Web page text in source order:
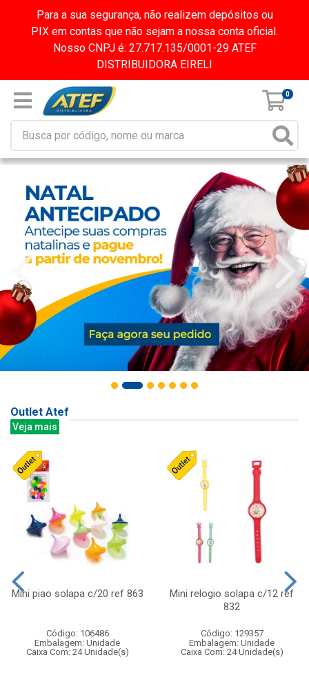
Para a sua segurança, não realizem depósitos ou
PIX em contas que não sejam a nossa conta oficial.
Nosso CNPJ é: 27.717.135/0001-29 ATEF
DISTRIBUIDORA EIRELI
0
Outlet Atef
Veja mais
Mini piao solapa c/20 ref 863
Código: 106486
Embalagem: Unidade
Caixa Com: 24 Unidade(s)
Mini relogio solapa c/12 ref
832
Código: 129357
Embalagem: Unidade
Caixa Com: 24 Unidade(s)